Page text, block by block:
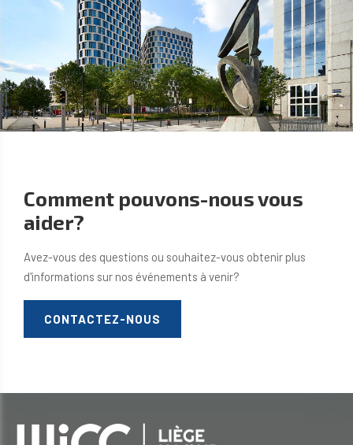
Comment pouvons-nous vous
aider?
Avez-vous des questions ou souhaitez-vous obtenir plus
d'informations sur nos événements à venir?
CONTACTEZ-NOUS